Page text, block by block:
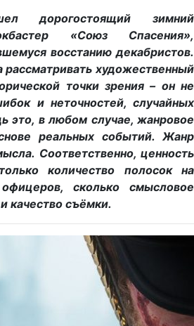
дорогостоящий зимний
«Союз Спасения»,
восстанию декабристов.
рассматривать художественный
точки зрения – он не
и неточностей, случайных
это, в любом случае, жанровое
реальных событий. Жанр
Соответственно, ценность
количество полосок на
сколько смысловое
качество съёмки.